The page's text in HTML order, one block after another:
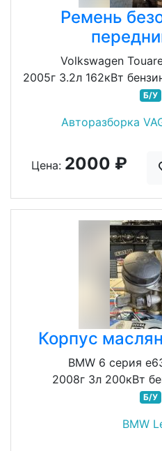
Ремень
Volkswagen
2005г 3.2л 162кВт
Б/У
Авторазборка
Цена: 2000 ₽
Корпус
BMW 6 серия
2008г 3л 200кВт
Б/У
BMW